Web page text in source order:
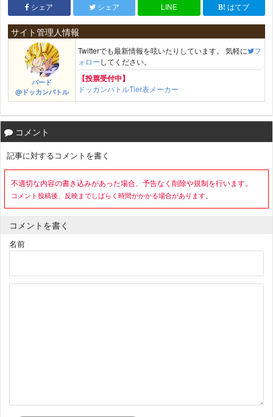
シェア シェア LINE はてブ
サイト管理人情報
バード
@ドッカンバトル
Twitterでも最新情報を呟いたりしています。 気軽に
フ
ォローしてください。
【投票受付中】
ドッカンバトルTier表メーカー
コメント
記事に対するコメントを書く
不適切な内容の書き込みがあった場合、予告なく削除や規制を行います。
コメント投稿後、反映までしばらく時間がかかる場合があります。
コメントを書く
名前